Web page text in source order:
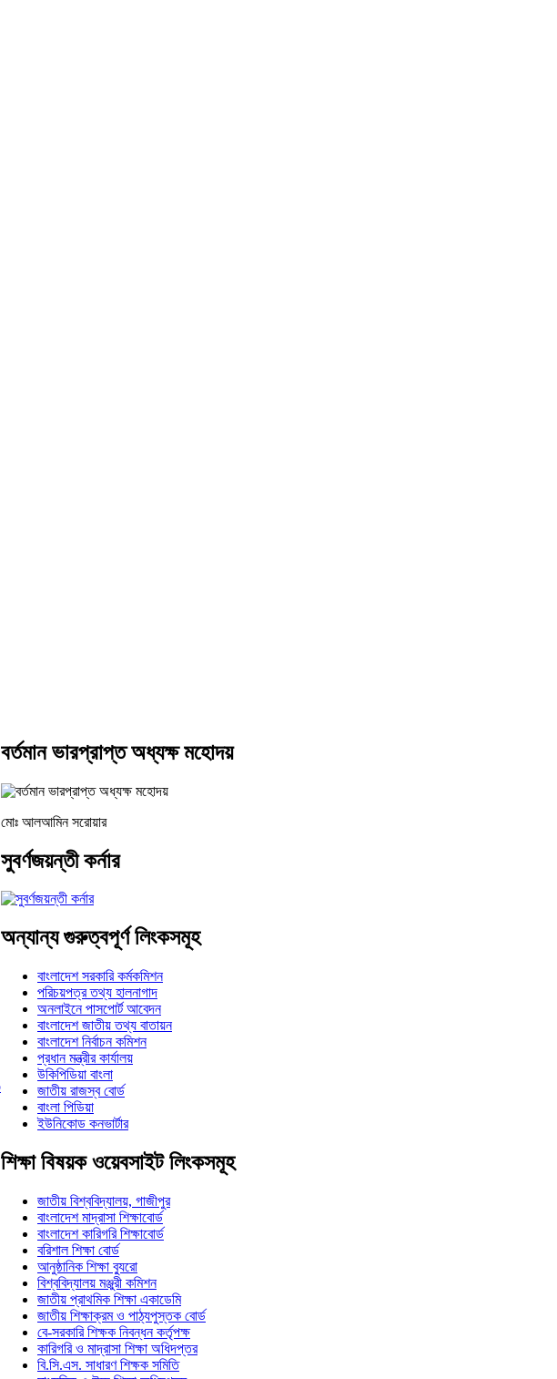
বর্তমান ভারপ্রাপ্ত অধ্যক্ষ মহোদয়
মোঃ আলআমিন সরোয়ার
সুবর্ণজয়ন্তী কর্নার
অন্যান্য গুরুত্বপূর্ণ লিংকসমূহ
বাংলাদেশ সরকারি কর্মকমিশন
পরিচয়পত্র তথ্য হালনাগাদ
অনলাইনে পাসপোর্ট আবেদন
বাংলাদেশ জাতীয় তথ্য বাতায়ন
বাংলাদেশ নির্বাচন কমিশন
প্রধান মন্ত্রীর কার্যালয়
উকিপিডিয়া বাংলা
জাতীয় রাজস্ব বোর্ড
বাংলা পিডিয়া
ইউনিকোড কনভার্টার
শিক্ষা বিষয়ক ওয়েবসাইট লিংকসমূহ
জাতীয় বিশ্ববিদ্যালয়, গাজীপুর
বাংলাদেশ মাদ্রাসা শিক্ষাবোর্ড
বাংলাদেশ কারিগরি শিক্ষাবোর্ড
বরিশাল শিক্ষা বোর্ড
আনুষ্ঠানিক শিক্ষা ব্যুরো
বিশ্ববিদ্যালয় মঞ্জুরী কমিশন
জাতীয় প্রাথমিক শিক্ষা একাডেমি
জাতীয় শিক্ষাক্রম ও পাঠ্যপুস্তক বোর্ড
বে-সরকারি শিক্ষক নিবন্ধন কর্তৃপক্ষ
কারিগরি ও মাদ্রাসা শিক্ষা অধিদপ্তর
বি.সি.এস. সাধারণ শিক্ষক সমিতি